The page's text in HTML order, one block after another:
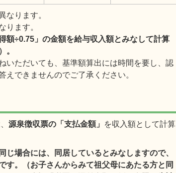
なります。
ります。
額÷0.75」の金額を給与収入額とみなして計算
。
いただいても、基準額算出には時間を要し、認
えできませんのでご了承ください。
源泉徴収票の「支払金額」 を収入額として計算
場合には、同居しているとみなしますので、
す。（お子さんからみて祖父母にあたる方と同